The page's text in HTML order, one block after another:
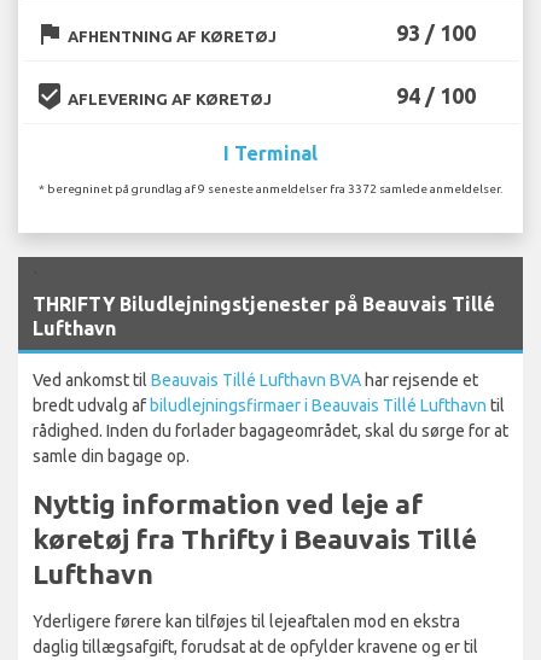
flag AFHENTNING AF KØRETØJ 93 / 100
beenhere AFLEVERING AF KØRETØJ 94 / 100
I Terminal
* beregninet på grundlag af 9 seneste anmeldelser fra 3372 samlede anmeldelser.
THRIFTY Biludlejningstjenester på Beauvais Tillé
Lufthavn
Ved ankomst til Beauvais Tillé Lufthavn BVAhar rejsende et
bredt udvalg afbiludlejningsfirmaer i Beauvais Tillé Lufthavn til
rådighed. Inden du forlader bagageområdet, skal du sørge for at
samle din bagage op.
Nyttig information ved leje af
køretøj fra Thrifty i Beauvais Tillé
Lufthavn
Yderligere førere kan tilføjes til lejeaftalen mod en ekstra
daglig tillægsafgift, forudsat at de opfylder kravene og er til